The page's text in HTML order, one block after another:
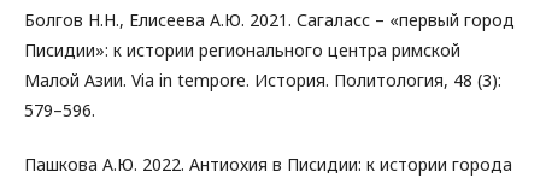
Болгов Н.Н., Елисеева А.Ю. 2021. Сагаласс – «первый город
Писидии»: к истории регионального центра римской
Малой Азии. Via in tempore. История. Политология, 48 (3):
579–596.
Пашкова А.Ю. 2022. Антиохия в Писидии: к истории города